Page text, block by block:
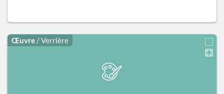
Œuvre / Verrière